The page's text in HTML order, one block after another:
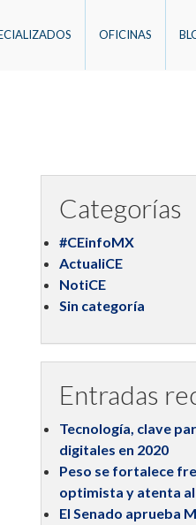
OFICINAS
Categorías
#CEinfoMX
ActualiCE
NotiCE
Sin categoría
Entradas
Tecnología, clave
digitales en 2020
Peso se fortalece
optimista y atenta
El Senado aprueba